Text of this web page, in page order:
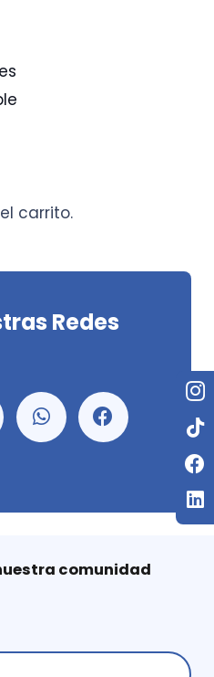
carrito.
Redes
comunidad